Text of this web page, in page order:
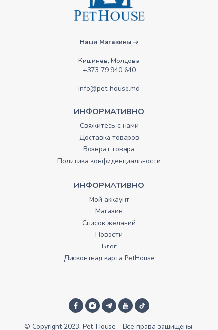
Наши Магазины
Кишинев, Молдова
+373 79 940 640
info@pet-house.md
ИНФОРМАТИВНО
Свяжитесь с нами
Доставка товаров
Возврат товара
Политика конфиденциальности
ИНФОРМАТИВНО
Мой аккаунт
Магазин
Список желаний
Новости
Блог
Дисконтная карта PetHouse
© Copyright 2023, Pet-House - Все права зашищены.